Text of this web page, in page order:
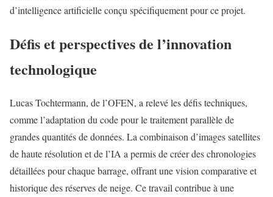
d’intelligence artificielle conçu spécifiquement pour ce projet.
Défis et perspectives de l’innovation
technologique
Lucas Tochtermann, de l’OFEN, a relevé les défis techniques,
comme l’adaptation du code pour le traitement parallèle de
grandes quantités de données. La combinaison d’images satellites
de haute résolution et de l’IA a permis de créer des chronologies
détaillées pour chaque barrage, offrant une vision comparative et
historique des réserves de neige. Ce travail contribue à une